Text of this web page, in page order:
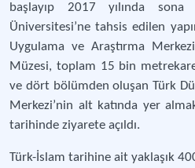
başlayıp 2017 yılında
Üniversitesi’ne tahsis edilen
Uygulama ve Araştırma
Müzesi, toplam 15 bin
ve dört bölümden oluşan Türk
Merkezi’nin alt katında yer
tarihinde ziyarete açıldı.
Türk-İslam tarihine ait yaklaşık